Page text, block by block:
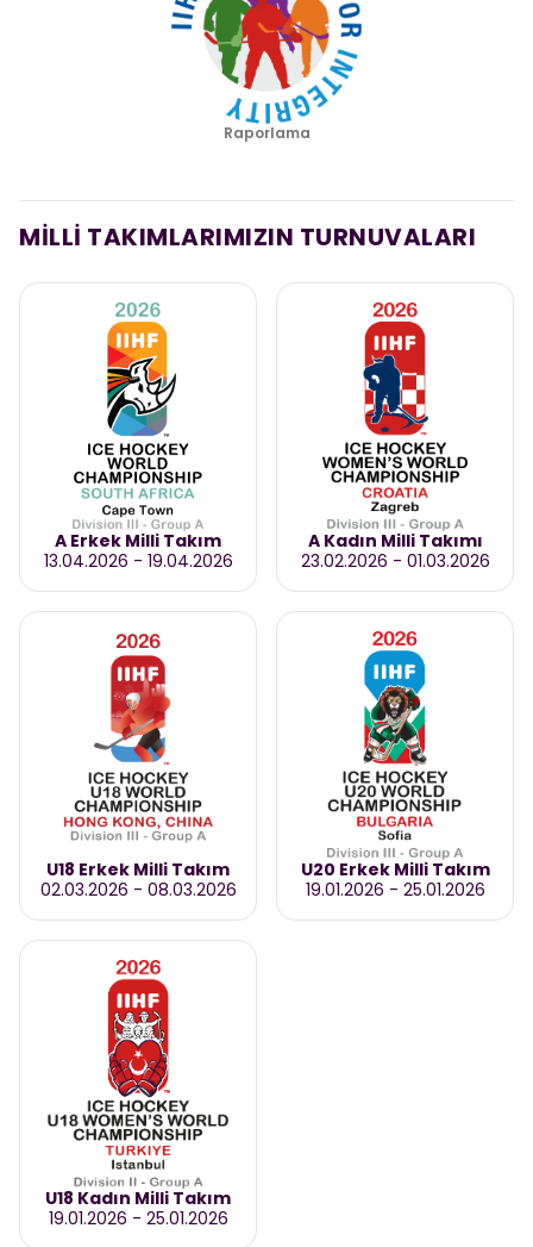
Raporlama
MİLLİ TAKIMLARIMIZIN TURNUVALARI
A Erkek Milli Takım
13.04.2026 - 19.04.2026
A Kadın Milli Takımı
23.02.2026 - 01.03.2026
U18 Erkek Milli Takım
02.03.2026 - 08.03.2026
U20 Erkek Milli Takım
19.01.2026 - 25.01.2026
U18 Kadın Milli Takım
19.01.2026 - 25.01.2026